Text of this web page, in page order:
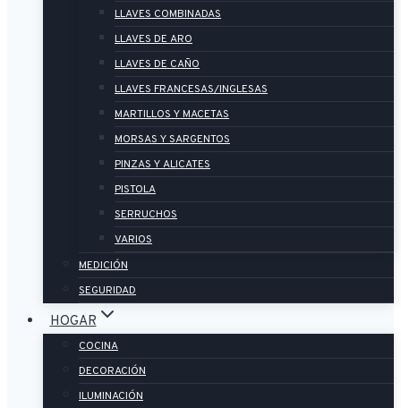
LLAVES COMBINADAS
LLAVES DE ARO
LLAVES DE CAÑO
LLAVES FRANCESAS/INGLESAS
MARTILLOS Y MACETAS
MORSAS Y SARGENTOS
PINZAS Y ALICATES
PISTOLA
SERRUCHOS
VARIOS
MEDICIÓN
SEGURIDAD
HOGAR
COCINA
DECORACIÓN
ILUMINACIÓN